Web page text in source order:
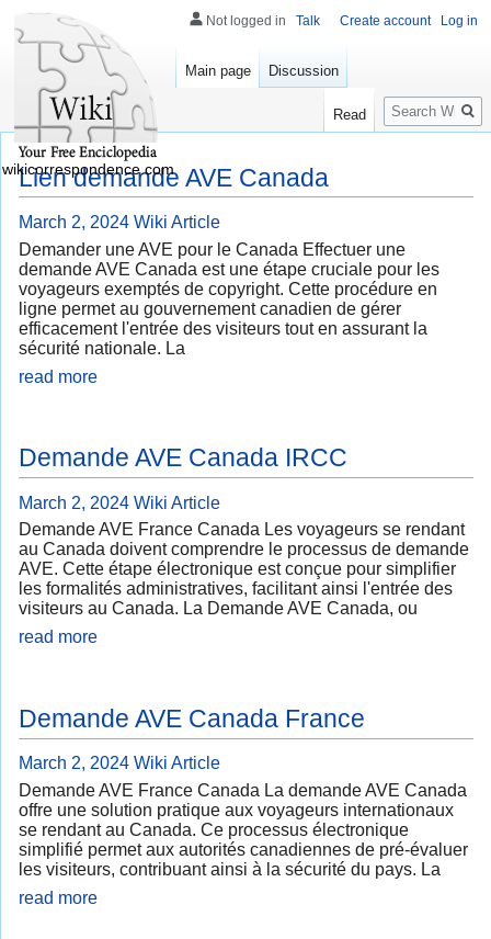
Lien demande AVE Canada
March 2, 2024 Wiki Article
Demander une AVE pour le Canada Effectuer une
demande AVE Canada est une étape cruciale pour les
voyageurs exemptés de copyright. Cette procédure en
ligne permet au gouvernement canadien de gérer
efficacement l'entrée des visiteurs tout en assurant la
sécurité nationale. La
read more
Demande AVE Canada IRCC
March 2, 2024 Wiki Article
Demande AVE France Canada Les voyageurs se rendant
au Canada doivent comprendre le processus de demande
AVE. Cette étape électronique est conçue pour simplifier
les formalités administratives, facilitant ainsi l'entrée des
visiteurs au Canada. La Demande AVE Canada, ou
read more
Demande AVE Canada France
March 2, 2024 Wiki Article
Demande AVE France Canada La demande AVE Canada
offre une solution pratique aux voyageurs internationaux
se rendant au Canada. Ce processus électronique
simplifié permet aux autorités canadiennes de pré-évaluer
les visiteurs, contribuant ainsi à la sécurité du pays. La
read more
Not logged in Talk Create account Log in
Main page Discussion
Read
Search
wikicorrespondence.com